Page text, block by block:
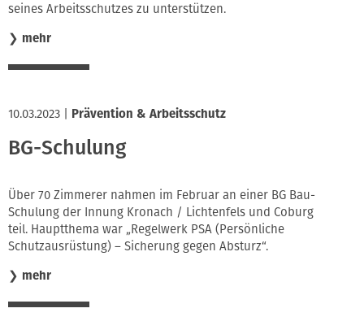
seines Arbeitsschutzes zu unterstützen.
❯ mehr
10.03.2023 Prävention & Arbeitsschutz
BG-Schulung
Über 70 Zimmerer nahmen im Februar an einer BG Bau-
Schulung der Innung Kronach / Lichtenfels und Coburg
teil. Hauptthema war „Regelwerk PSA (Persönliche
Schutzausrüstung) – Sicherung gegen Absturz“.
❯ mehr